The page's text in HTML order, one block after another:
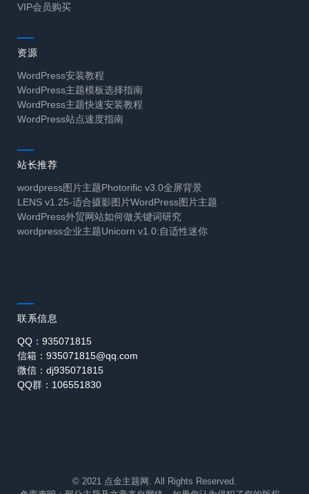
VIP会员购买
资源
WordPress安装教程
WordPress主题模板选择指南
WordPress主题快速安装教程
WordPress站点速度指南
站长推荐
wordpress图片主题Photorific v3.0全屏背景
LENS v1.25-适合摄影图片WordPress图片主题
WordPress外贸网站如何做关键词研究
wordpress企业主题Unicorn v1.0:自适性迷你
联系信息
QQ：935071815
信箱：935071815@qq.com
微信：dj935071815
QQ群：106551830
© 2021 点金主题网. All Rights Reserved.